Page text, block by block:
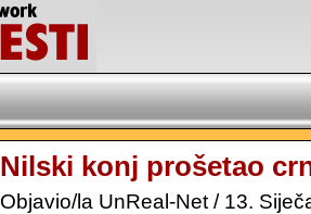
Nilski konj prošetao
Objavio/la UnReal-Net / 13.